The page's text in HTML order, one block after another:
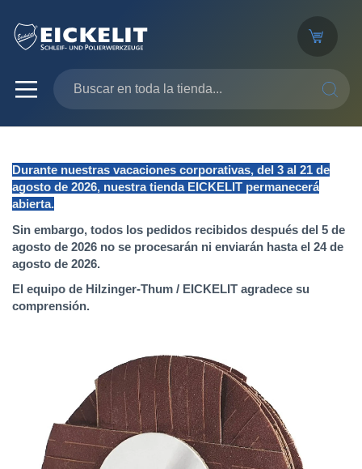
Durante nuestras vacaciones corporativas, del 3 al 21 de
agosto de 2026, nuestra tienda EICKELIT permanecerá
abierta.
Sin embargo, todos los pedidos recibidos después del 5 de
agosto de 2026 no se procesarán ni enviarán hasta el 24 de
agosto de 2026.
El equipo de Hilzinger-Thum / EICKELIT agradece su
comprensión.
imágenes